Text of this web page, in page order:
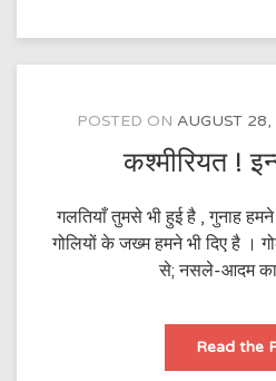
POSTED ON AUGUST
कश्मीरियत !
गलतियाँ तुमसे भी हुई है , गुनाह
गोलियों के जख्म हमने भी दिए है ।
से; नसले-आदम
Read the